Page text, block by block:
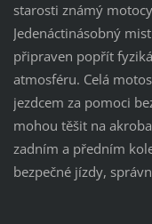
starosti známý
Jedenáctinásobný
připraven popřít
atmosféru. Celá
jezdcem za pomoci
mohou těšit na
zadním a předním
bezpečné jízdy,